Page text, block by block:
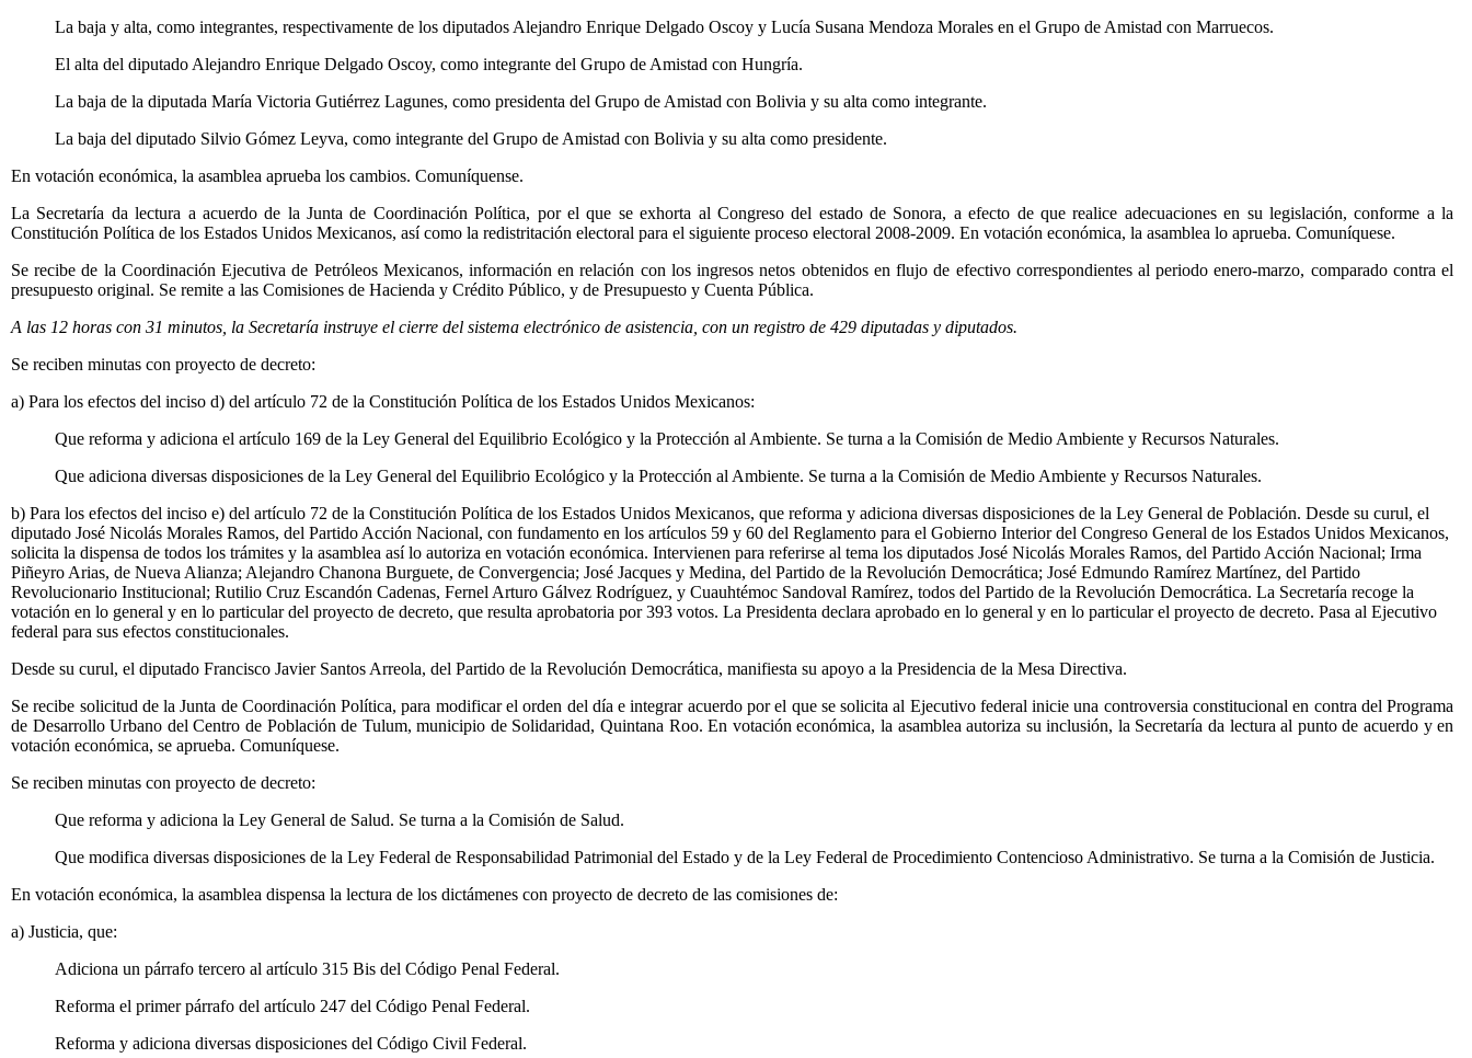
La baja y alta, como integrantes, respectivamente de los diputados Alejandro Enrique Delgado Oscoy y Lucía Susana Mendoza Morales en el Grupo de Amistad con Marruecos.
El alta del diputado Alejandro Enrique Delgado Oscoy, como integrante del Grupo de Amistad con Hungría.
La baja de la diputada María Victoria Gutiérrez Lagunes, como presidenta del Grupo de Amistad con Bolivia y su alta como integrante.
La baja del diputado Silvio Gómez Leyva, como integrante del Grupo de Amistad con Bolivia y su alta como presidente.
En votación económica, la asamblea aprueba los cambios. Comuníquense.
La Secretaría da lectura a acuerdo de la Junta de Coordinación Política, por el que se exhorta al Congreso del estado de Sonora, a efecto de que realice adecuaciones en su legislación, conforme a la
Constitución Política de los Estados Unidos Mexicanos, así como la redistritación electoral para el siguiente proceso electoral 2008-2009. En votación económica, la asamblea lo aprueba. Comuníquese.
Se recibe de la Coordinación Ejecutiva de Petróleos Mexicanos, información en relación con los ingresos netos obtenidos en flujo de efectivo correspondientes al periodo enero-marzo, comparado contra el
presupuesto original. Se remite a las Comisiones de Hacienda y Crédito Público, y de Presupuesto y Cuenta Pública.
A las 12 horas con 31 minutos, la Secretaría instruye el cierre del sistema electrónico de asistencia, con un registro de 429 diputadas y diputados.
Se reciben minutas con proyecto de decreto:
a) Para los efectos del inciso d) del artículo 72 de la Constitución Política de los Estados Unidos Mexicanos:
Que reforma y adiciona el artículo 169 de la Ley General del Equilibrio Ecológico y la Protección al Ambiente. Se turna a la Comisión de Medio Ambiente y Recursos Naturales.
Que adiciona diversas disposiciones de la Ley General del Equilibrio Ecológico y la Protección al Ambiente. Se turna a la Comisión de Medio Ambiente y Recursos Naturales.
b) Para los efectos del inciso e) del artículo 72 de la Constitución Política de los Estados Unidos Mexicanos, que reforma y adiciona diversas disposiciones de la Ley General de Población. Desde su curul, el
diputado José Nicolás Morales Ramos, del Partido Acción Nacional, con fundamento en los artículos 59 y 60 del Reglamento para el Gobierno Interior del Congreso General de los Estados Unidos Mexicanos,
solicita la dispensa de todos los trámites y la asamblea así lo autoriza en votación económica. Intervienen para referirse al tema los diputados José Nicolás Morales Ramos, del Partido Acción Nacional; Irma
Piñeyro Arias, de Nueva Alianza; Alejandro Chanona Burguete, de Convergencia; José Jacques y Medina, del Partido de la Revolución Democrática; José Edmundo Ramírez Martínez, del Partido
Revolucionario Institucional; Rutilio Cruz Escandón Cadenas, Fernel Arturo Gálvez Rodríguez, y Cuauhtémoc Sandoval Ramírez, todos del Partido de la Revolución Democrática. La Secretaría recoge la
votación en lo general y en lo particular del proyecto de decreto, que resulta aprobatoria por 393 votos. La Presidenta declara aprobado en lo general y en lo particular el proyecto de decreto. Pasa al Ejecutivo
federal para sus efectos constitucionales.
Desde su curul, el diputado Francisco Javier Santos Arreola, del Partido de la Revolución Democrática, manifiesta su apoyo a la Presidencia de la Mesa Directiva.
Se recibe solicitud de la Junta de Coordinación Política, para modificar el orden del día e integrar acuerdo por el que se solicita al Ejecutivo federal inicie una controversia constitucional en contra del Programa
de Desarrollo Urbano del Centro de Población de Tulum, municipio de Solidaridad, Quintana Roo. En votación económica, la asamblea autoriza su inclusión, la Secretaría da lectura al punto de acuerdo y en
votación económica, se aprueba. Comuníquese.
Se reciben minutas con proyecto de decreto:
Que reforma y adiciona la Ley General de Salud. Se turna a la Comisión de Salud.
Que modifica diversas disposiciones de la Ley Federal de Responsabilidad Patrimonial del Estado y de la Ley Federal de Procedimiento Contencioso Administrativo. Se turna a la Comisión de Justicia.
En votación económica, la asamblea dispensa la lectura de los dictámenes con proyecto de decreto de las comisiones de:
a) Justicia, que:
Adiciona un párrafo tercero al artículo 315 Bis del Código Penal Federal.
Reforma el primer párrafo del artículo 247 del Código Penal Federal.
Reforma y adiciona diversas disposiciones del Código Civil Federal.